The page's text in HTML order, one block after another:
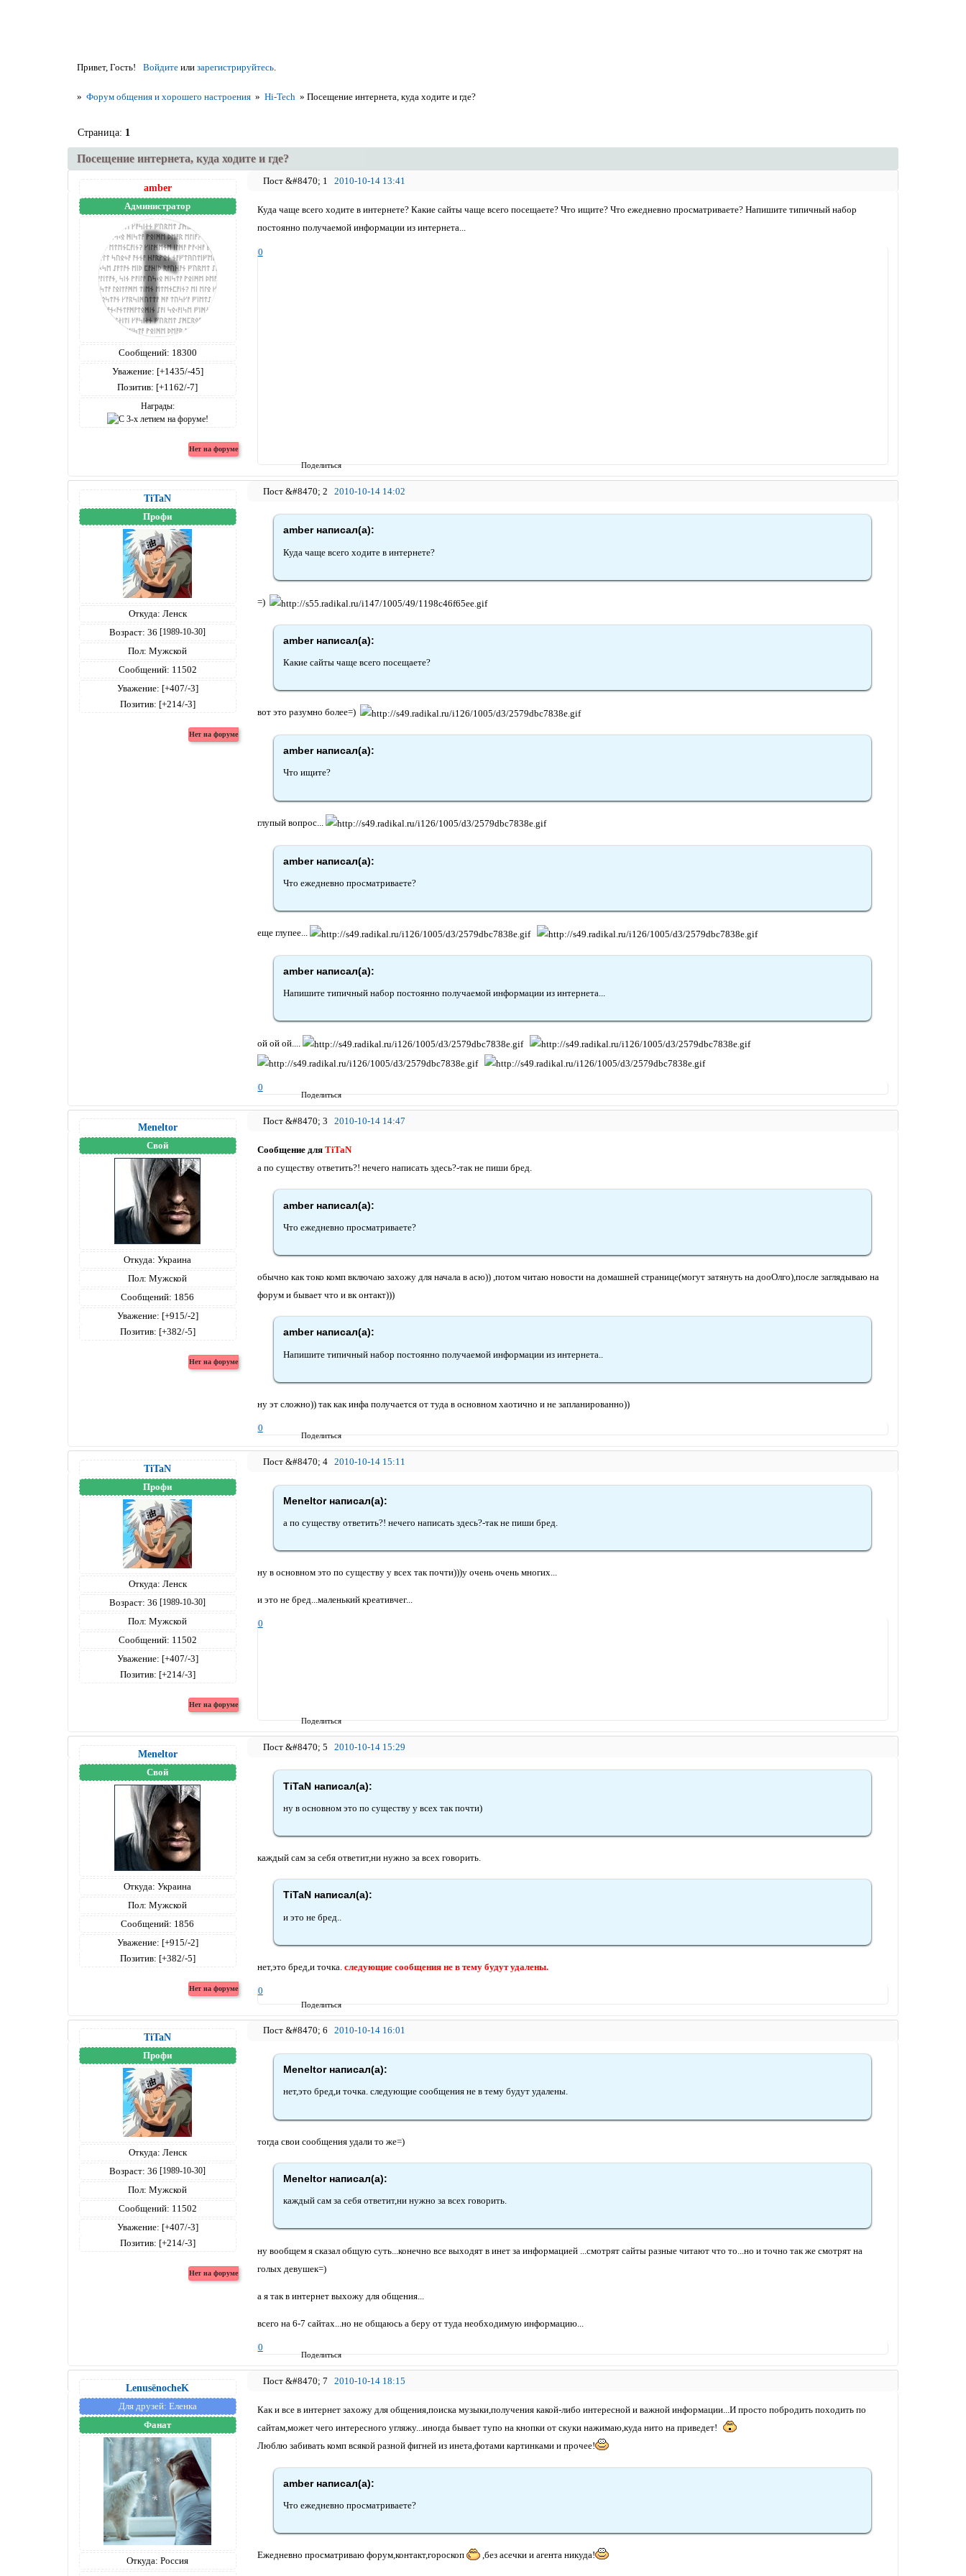
Привет, Гость! Войдитеили зарегистрируйтесь.
» Форум общения и хорошего настроения » Hi-Tech »Посещение интернета, куда ходите и где?
Посещение интернета, куда ходите и где?
Страница: 1
Поделиться
1 2010-10-14 13:41
amber
Администратор
Сообщений: 18300
Уважение: [+1435/-45]
Позитив: [+1162/-7]
Награды:
Куда чаще всего ходите в интернете? Какие сайты чаще всего посещаете? Что ищите? Что ежедневно просматриваете? Напишите типичный набор
постоянно получаемой информации из интернета...
0
Поделиться
2 2010-10-14 14:02
TiTaN
Профи
Откуда: Ленск
Возраст: 36[1989-10-30]
Пол: Мужской
Сообщений: 11502
Уважение: [+407/-3]
Позитив: [+214/-3]
amber написал(а):
Куда чаще всего ходите в интернете?
=)
amber написал(а):
Какие сайты чаще всего посещаете?
вот это разумно более=)
amber написал(а):
Что ищите?
глупый вопрос...
amber написал(а):
Что ежедневно просматриваете?
еще глупее...
amber написал(а):
Напишите типичный набор постоянно получаемой информации из интернета...
ой ой ой....
0
Поделиться
3 2010-10-14 14:47
Meneltоr
Свой
Откуда: Украина
Пол: Мужской
Сообщений: 1856
Уважение: [+915/-2]
Позитив: [+382/-5]
Сообщение для TiTaN
а по существу ответить?! нечего написать здесь?-так не пиши бред.
amber написал(а):
Что ежедневно просматриваете?
обычно как токо комп включаю захожу для начала в асю)) ,потом читаю новости на домашней странице(могут затянуть на дооОлго),после заглядываю на
форум и бывает что и вк онтакт)))
amber написал(а):
Напишите типичный набор постоянно получаемой информации из интернета..
ну эт сложно)) так как инфа получается от туда в основном хаотично и не запланированно))
0
Поделиться
4 2010-10-14 15:11
TiTaN
Профи
Откуда: Ленск
Возраст: 36 [1989-10-30]
Пол: Мужской
Сообщений: 11502
Уважение: [+407/-3]
Позитив: [+214/-3]
Meneltor написал(а):
а по существу ответить?! нечего написать здесь?-так не пиши бред.
ну в основном это по существу у всех так почти)))у очень очень многих...
и это не бред...маленький креативчег...
0
Поделиться
5 2010-10-14 15:29
Meneltоr
Свой
Откуда: Украина
Пол: Мужской
Сообщений: 1856
Уважение: [+915/-2]
Позитив: [+382/-5]
TiTaN написал(а):
ну в основном это по существу у всех так почти)
каждый сам за себя ответит,ни нужно за всех говорить.
TiTaN написал(а):
и это не бред..
нет,это бред,и точка. следующие сообщения не в тему будут удалены.
0
Поделиться
6 2010-10-14 16:01
TiTaN
Профи
Откуда: Ленск
Возраст: 36 [1989-10-30]
Пол: Мужской
Сообщений: 11502
Уважение: [+407/-3]
Позитив: [+214/-3]
Meneltor написал(а):
нет,это бред,и точка. следующие сообщения не в тему будут удалены.
тогда свои сообщения удали то же=)
Meneltor написал(а):
каждый сам за себя ответит,ни нужно за всех говорить.
ну вообщем я сказал общую суть...конечно все выходят в инет за информацией ...смотрят сайты разные читают что то...но и точно так же смотрят на
голых девушек=)
а я так в интернет выхожу для общения...
всего на 6-7 сайтах...но не общаюсь а беру от туда необходимую информацию...
0
7 2010-10-14 18:15
LenusёnocheK
Для друзей: Еленка
Фанат
Откуда: Россия
Как и все в интернет захожу для общения,поиска музыки,получения какой-либо интересной и важной информации...И просто побродить походить по
сайтам,может чего интересного угляжу...иногда бывает тупо на кнопки от скуки нажимаю,куда нито на приведет!
Люблю забивать комп всякой разной фигней из инета,фотами картинками и прочее!
amber написал(а):
Что ежедневно просматриваете?
Ежедневно просматриваю форум,контакт,гороскоп ,без асечки и агента никуда!